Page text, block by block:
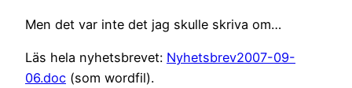
Men det var inte det jag skulle skriva om…
Läs hela nyhetsbrevet: Nyhetsbrev2007-09-
06.doc (som wordfil).